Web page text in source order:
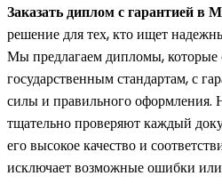
Заказать диплом с гарантией в
решение для тех, кто ищет
Мы предлагаем дипломы, которые
государственным стандартам, с
силы и правильного оформления.
тщательно проверяют каждый
его высокое качество и
исключает возможные ошибки